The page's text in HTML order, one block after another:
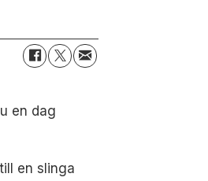
en dag
en slinga